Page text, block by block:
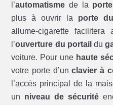
l’automatisme de la porte
plus à ouvrir la porte
allume-cigarette
l’ouverture du portail du
voiture. Pour une haute
votre porte d’unclavier à
l’accès principal de la
un niveau de sécurité